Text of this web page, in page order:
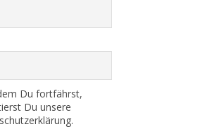
Du fortfährst,
Du unsere